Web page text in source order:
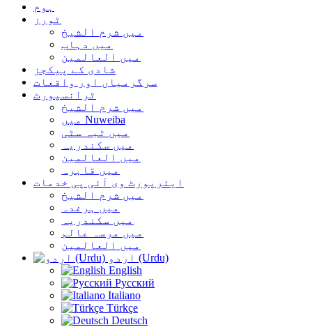
ہوم
ٹورز
میں شرم الشیخ
میں دہاب
میں العالمین
شادی کے پیکجز
سرگرمیاں اور واقعات
ٹرانسپورٹ
میں شرم الشیخ
میں Nuweiba
میں ٹبہ سٹی
میں سکندریہ
میں العالمین
میں قاہرہ
ایئرپورٹ وی آئی پی خدمات
میں شرم الشیخ
میں ہرغدہ
میں سکندریہ
میں مرسہ عالم
میں العالمین
اردو (Urdu)
English
Русский
Italiano
Türkçe
Deutsch